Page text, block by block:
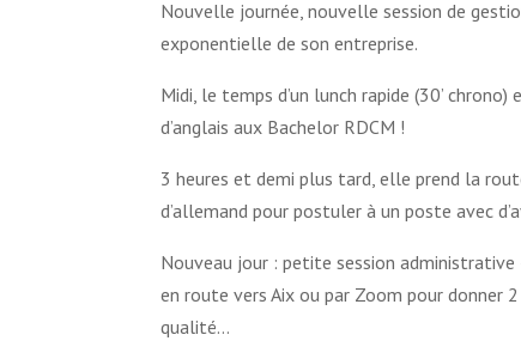
Nouvelle journée, nouvelle session de
exponentielle de son entreprise.
Midi, le temps d’un lunch rapide (30’
d’anglais aux Bachelor RDCM !
3 heures et demi plus tard, elle prend la
d’allemand pour postuler à un poste avec
Nouveau jour : petite session
en route vers Aix ou par Zoom pour donner
qualité…